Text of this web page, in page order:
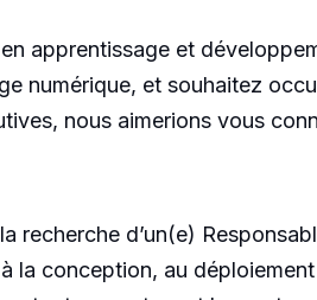
apprentissage et
numérique, et souhaitez
nous aimerions vous
recherche d’un(e)
la conception, au